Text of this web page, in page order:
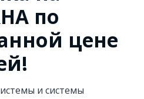
по
цене
и системы